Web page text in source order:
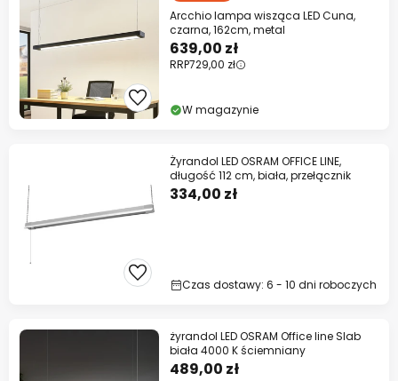
Arcchio lampa wisząca LED Cuna,
czarna, 162cm, metal
639,00 zł
RRP729,00 zł
W magazynie
Żyrandol LED OSRAM OFFICE LINE,
długość 112 cm, biała, przełącznik
334,00 zł
Czas dostawy: 6 - 10 dni roboczych
żyrandol LED OSRAM Office line Slab
biała 4000 K ściemniany
489,00 zł